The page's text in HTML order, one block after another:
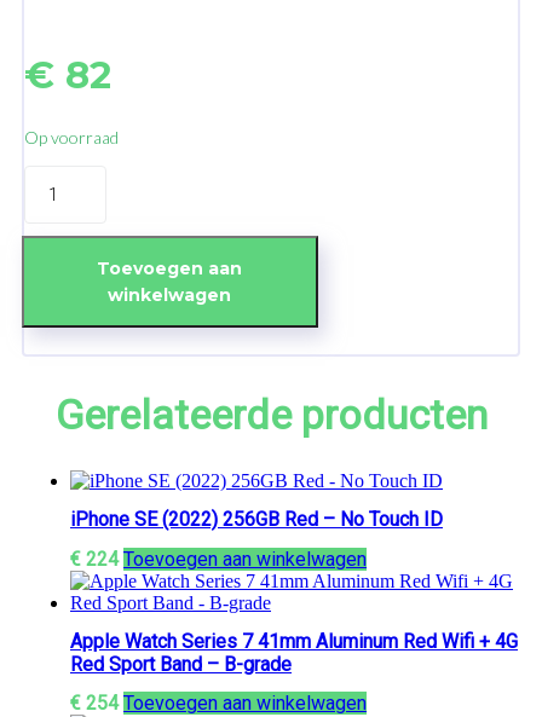
€ 82
Op voorraad
Soft
aantal
Toevoegen aan
winkelwagen
Gerelateerde producten
iPhone SE (2022) 256GB Red – No Touch ID
€ 224 Toevoegen aan winkelwagen
Apple Watch Series 7 41mm Aluminum Red Wifi + 4G
Red Sport Band – B-grade
€ 254 Toevoegen aan winkelwagen